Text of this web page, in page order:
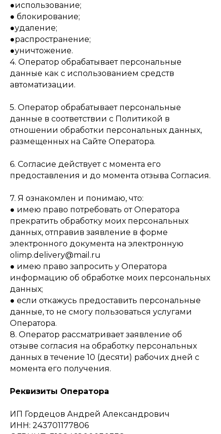
●использование;
● блокирование;
●удаление;
●распространение;
●уничтожение.
4. Оператор обрабатывает персональные
данные как с использованием средств
автоматизации.
5. Оператор обрабатывает персональные
данные в соответствии с Политикой в
отношении обработки персональных данных,
размещенных на Сайте Оператора.
6. Согласие действует с момента его
предоставления и до момента отзыва Согласия.
7. Я ознакомлен и понимаю, что:
● имею право потребовать от Оператора
прекратить обработку моих персональных
данных, отправив заявление в форме
электронного документа на электронную
olimp.delivery@mail.ru
● имею право запросить у Оператора
информацию об обработке моих персональных
данных;
● если откажусь предоставить персональные
данные, то не смогу пользоваться услугами
Оператора.
8. Оператор рассматривает заявление об
отзыве согласия на обработку персональных
данных в течение 10 (десяти) рабочих дней с
момента его получения.
Реквизиты Оператора
ИП Гордецов Андрей Александрович
ИНН: 243701177806